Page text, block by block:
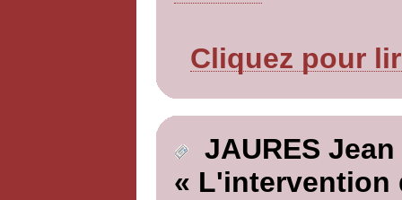
Cliquez pour
JAURES Jean
« L'intervention